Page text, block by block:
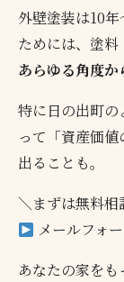
外壁塗装は10
ためには、塗料
あらゆる角度
特に日の出町の
って「資産価
出ることも。
＼まずは無料相
メールフォ
あなたの家を